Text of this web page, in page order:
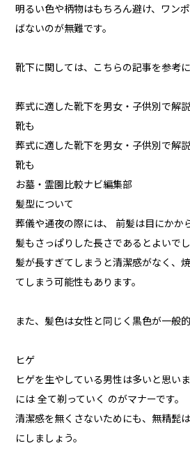
明るい色や柄物はもちろん避け、ワン
ばないのが無難です。
靴下に関しては、こちらの記事を参考に
葬式に適した靴下を男女・子供別で解
靴も
葬式に適した靴下を男女・子供別で解
靴も
お墓・霊園比較ナビ編集部
髪型について
葬儀や通夜の際には、 前髪は目にかか
髪もさっぱりした長さであるとよいでし
髪が長すぎてしまうと清潔感がなく、
てしまう可能性もあります。
また、髪色は女性と同じく黒色が一般的
ヒゲ
ヒゲを生やしている男性は多いと思い
には 全て剃っていく のがマナーです。
清潔感を無くさないためにも、無精髭
にしましょう。